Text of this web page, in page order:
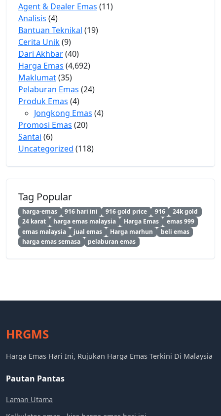
Agent & Dealer Emas (11)
Analisis (4)
Bantuan Teknikal (19)
Cerita Unik(9)
Dari Akhbar(40)
Harga Emas (4,692)
Maklumat(35)
Pelaburan Emas (24)
Produk Emas (4)
Jongkong Emas (4)
Promosi Emas (20)
Santai (6)
Uncategorized (118)
Tag Popular
harga-emas 916 hari ini 916 gold price 916
24k gold
24 karat
harga emas malaysia Harga Emas
emas 999
emas malaysia
jual emas Harga marhun
beli emas
harga emas semasa
pelaburan emas
HRGMS
Harga Emas Hari Ini, Rujukan Harga Emas Terkini Di Malaysia
Pautan Pantas
Laman Utama